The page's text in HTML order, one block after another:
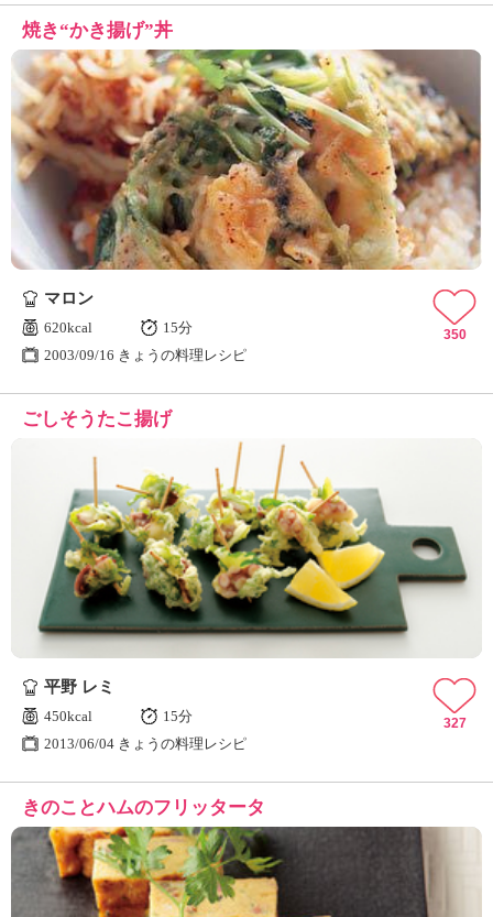
焼き“かき揚げ”丼
マロン
620kcal
15分
2003/09/16 きょうの料理レシピ
350
ごしそうたこ揚げ
平野 レミ
450kcal
15分
2013/06/04 きょうの料理レシピ
327
きのことハムのフリッタータ